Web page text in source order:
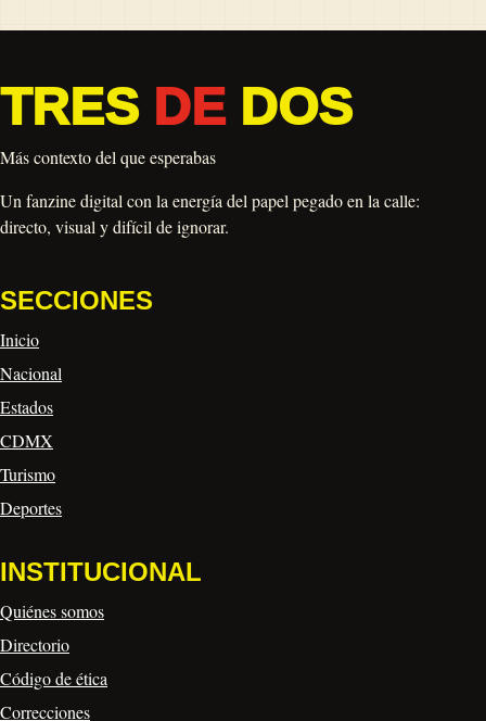
TRES DEDOS
Más contexto del que esperabas
Un fanzine digital con la energía del papel pegado en la calle:
directo, visual y difícil de ignorar.
SECCIONES
Inicio
Nacional
Estados
CDMX
Turismo
Deportes
INSTITUCIONAL
Quiénes somos
Directorio
Código de ética
Correcciones